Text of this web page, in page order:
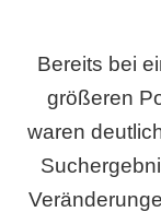
Bereits bei
größeren
waren